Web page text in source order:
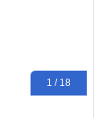
1 / 18